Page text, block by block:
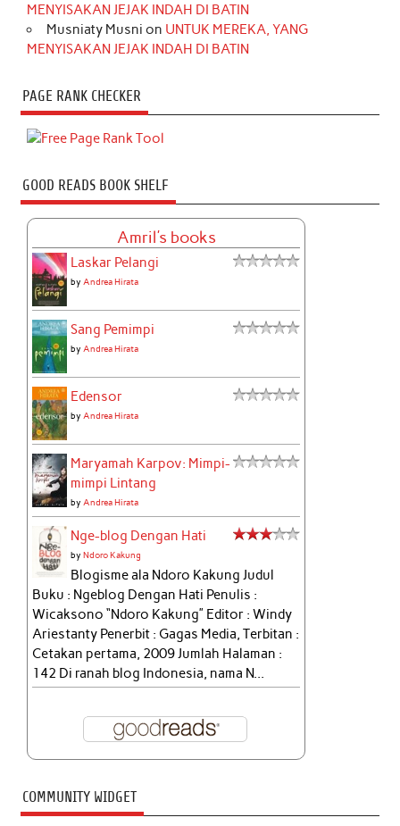
MENYISAKAN JEJAK INDAH DI BATIN
Musniaty Musni on UNTUK MEREKA, YANG
MENYISAKAN JEJAK INDAH DI BATIN
PAGE RANK CHECKER
GOOD READS BOOK SHELF
Amril's books
Laskar Pelangi
byAndrea Hirata
Sang Pemimpi
byAndrea Hirata
Edensor
byAndrea Hirata
Maryamah Karpov: Mimpi-
mimpi Lintang
byAndrea Hirata
Nge-blog Dengan Hati
byNdoro Kakung
Blogisme ala Ndoro Kakung Judul
Buku : Ngeblog Dengan Hati Penulis :
Wicaksono “Ndoro Kakung” Editor : Windy
Ariestanty Penerbit : Gagas Media, Terbitan :
Cetakan pertama, 2009 Jumlah Halaman :
142 Di ranah blog Indonesia, nama N...
COMMUNITY WIDGET